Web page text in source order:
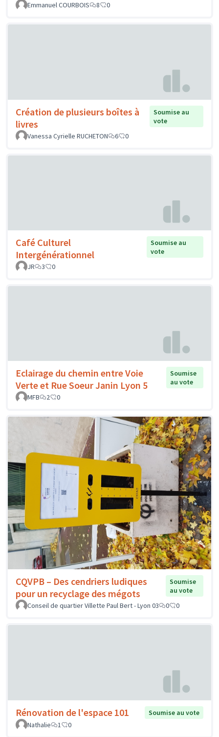
Emmanuel COURBOIS
8 0
Création de plusieurs boîtes à
livres
Soumise au
vote
Vanessa Cyrielle RUCHETON
6 0
Café Culturel
Intergénérationnel
Soumise au
vote
JR
3 0
Eclairage du chemin entre Voie
Verte et Rue Soeur Janin Lyon 5
Soumise
au vote
MFB
2 0
CQVPB – Des cendriers ludiques
pour un recyclage des mégots
Soumise
au vote
Conseil de quartier Villette Paul Bert - Lyon 03
0 0
Rénovation de l'espace 101
Soumise au vote
Nathalie
1 0